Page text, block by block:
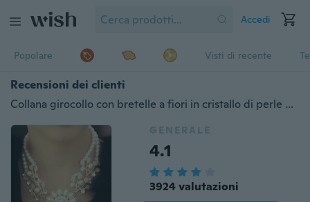
Accedi
Popolare Visti di recente
Recensioni dei clienti
Collana girocollo con bretelle a fiori in cristallo di perle di nuova moda elegante in Corea (taglia: taglia unica, colore: oro e bianco)
GENERALE
4.1
3924 valutazioni